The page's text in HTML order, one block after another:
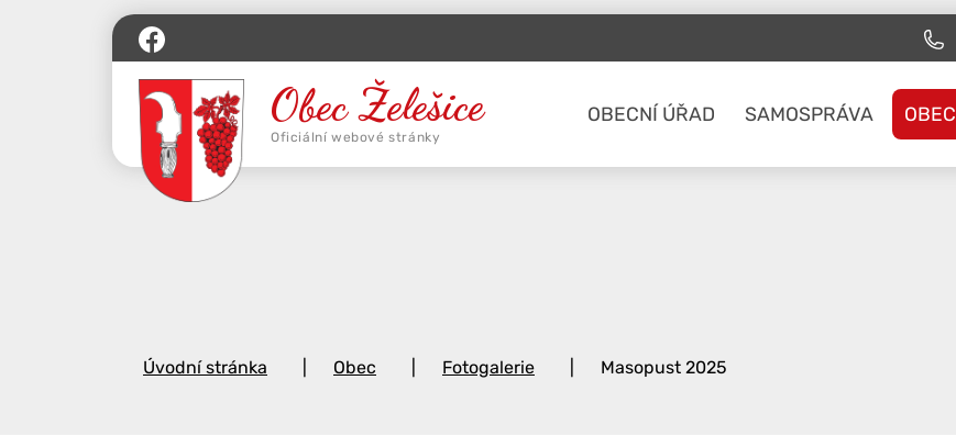
OBECNÍ ÚŘAD SAMOSPRÁVA OBEC
Úvodní stránka Obec Fotogalerie Masopust 2025